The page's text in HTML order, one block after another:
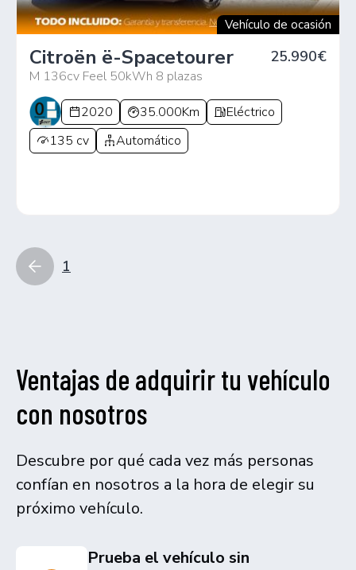
Vehículo de ocasión
Citroën ë-Spacetourer
M 136cv Feel 50kWh 8 plazas
25.990€
2020 35.000Km
Eléctrico
135 cv
Automático
1
Ventajas de adquirir tu vehículo
con nosotros
Descubre por qué cada vez más personas
confían en nosotros a la hora de elegir su
próximo vehículo.
Prueba el vehículo sin